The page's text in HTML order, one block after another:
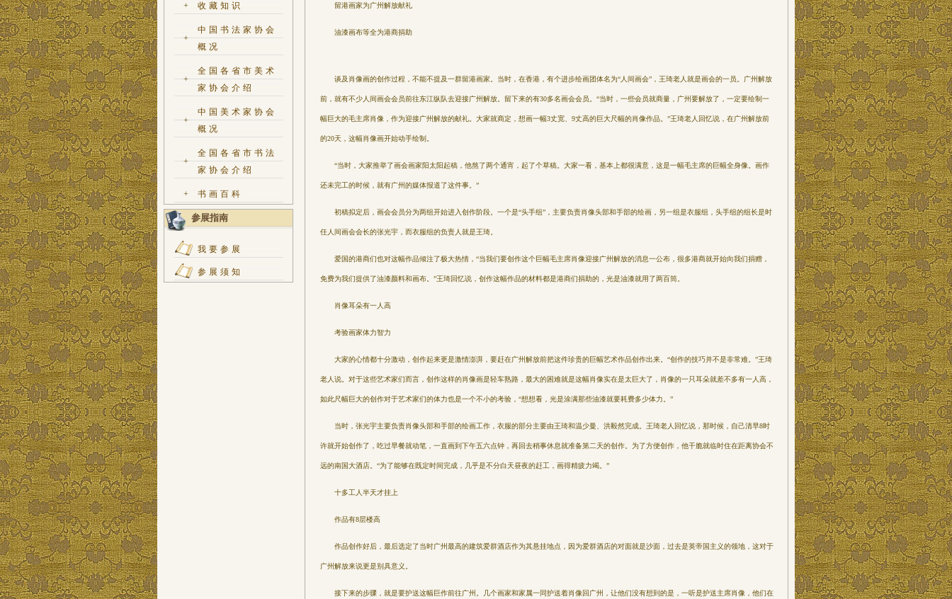
+ 收藏知识
+
中国书法家协会
概况
+
全国各省市美术
家协会介绍
+
中国美术家协会
概况
+
全国各省市书法
家协会介绍
+ 书画百科
参展指南
我要参展
参展须知
留港画家为广州解放献礼
油漆画布等全为港商捐助
谈及肖像画的创作过程，不能不提及一群留港画家。当时，在香港，有个进步绘画团体名为“人间画会”，王琦老人就是画会的一员。广州解放
前，就有不少人间画会会员前往东江纵队去迎接广州解放。留下来的有30多名画会会员。“当时，一些会员就商量，广州要解放了，一定要绘制一
幅巨大的毛主席肖像，作为迎接广州解放的献礼。大家就商定，想画一幅3丈宽、9丈高的巨大尺幅的肖像作品。”王琦老人回忆说，在广州解放前
的20天，这幅肖像画开始动手绘制。
“当时，大家推举了画会画家阳太阳起稿，他熬了两个通宵，起了个草稿。大家一看，基本上都很满意，这是一幅毛主席的巨幅全身像。画作
还未完工的时候，就有广州的媒体报道了这件事。”
初稿拟定后，画会会员分为两组开始进入创作阶段。一个是“头手组”，主要负责肖像头部和手部的绘画，另一组是衣服组，头手组的组长是时
任人间画会会长的张光宇，而衣服组的负责人就是王琦。
爱国的港商们也对这幅作品倾注了极大热情，“当我们要创作这个巨幅毛主席肖像迎接广州解放的消息一公布，很多港商就开始向我们捐赠，
免费为我们提供了油漆颜料和画布。”王琦回忆说，创作这幅作品的材料都是港商们捐助的，光是油漆就用了两百筒。
肖像耳朵有一人高
考验画家体力智力
大家的心情都十分激动，创作起来更是激情澎湃，要赶在广州解放前把这件珍贵的巨幅艺术作品创作出来。“创作的技巧并不是非常难。”王琦
老人说。对于这些艺术家们而言，创作这样的肖像画是轻车熟路，最大的困难就是这幅肖像实在是太巨大了，肖像的一只耳朵就差不多有一人高，
如此尺幅巨大的创作对于艺术家们的体力也是一个不小的考验，“想想看，光是涂满那些油漆就要耗费多少体力。”
当时，张光宇主要负责肖像头部和手部的绘画工作，衣服的部分主要由王琦和温少曼、洪毅然完成。王琦老人回忆说，那时候，自己清早8时
许就开始创作了，吃过早餐就动笔，一直画到下午五六点钟，再回去稍事休息就准备第二天的创作。为了方便创作，他干脆就临时住在距离协会不
远的南国大酒店。“为了能够在既定时间完成，几乎是不分白天昼夜的赶工，画得精疲力竭。”
十多工人半天才挂上
作品有8层楼高
作品创作好后，最后选定了当时广州最高的建筑爱群酒店作为其悬挂地点，因为爱群酒店的对面就是沙面，过去是英帝国主义的领地，这对于
广州解放来说更是别具意义。
接下来的步骤，就是要护送这幅巨作前往广州。几个画家和家属一同护送着肖像回广州，让他们没有想到的是，一听是护送主席肖像，他们在